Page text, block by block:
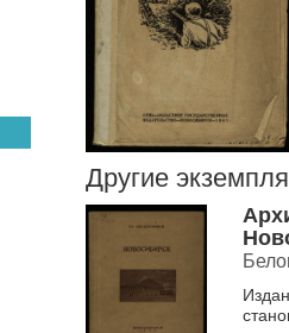
Другие